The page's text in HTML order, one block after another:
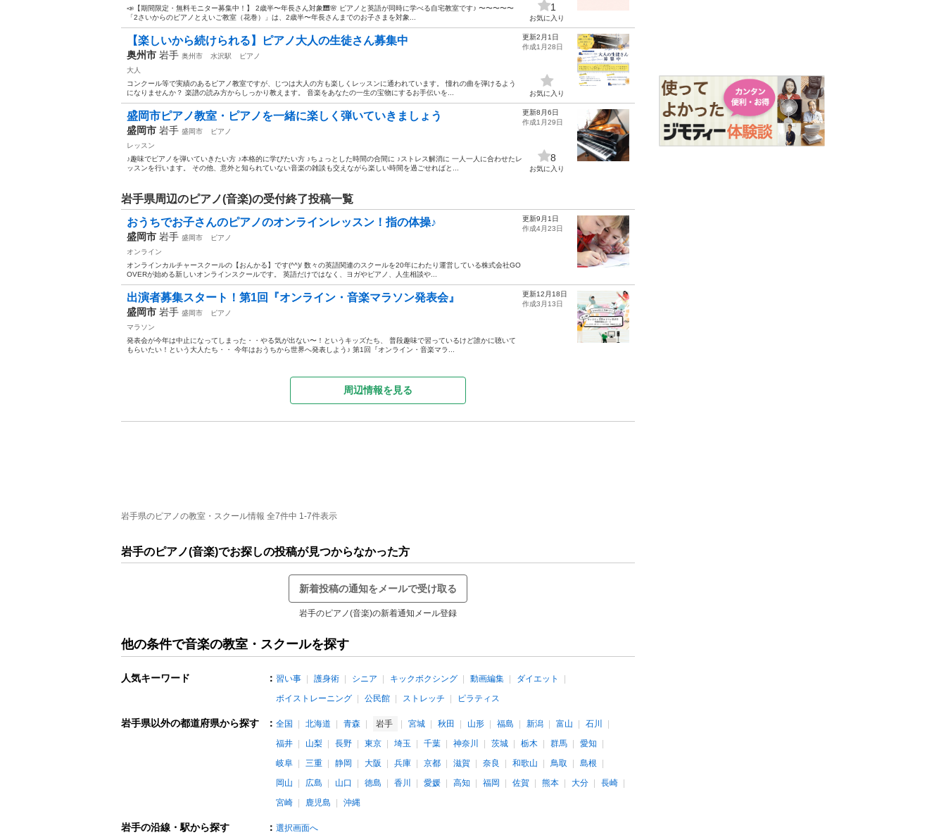
📣【期間限定・無料モニター募集中！】 2歳半〜年長さん対象🎹🌸 ピアノと英語が同時に学べる自宅教室です♪ 〜〜〜〜〜
「2さいからのピアノとえいご教室（花巻）」は、2歳半〜年長さんまでのお子さまを対象...
1
お気に入り
【楽しいから続けられる】ピアノ大人の生徒さん募集中
奥州市 岩手 奥州市 水沢駅
ピアノ
大人
コンクール等で実績のあるピアノ教室ですが、じつは大人の方も楽しくレッスンに通われています。 憧れの曲を弾けるよう
になりませんか？ 楽譜の読み方からしっかり教えます。 音楽をあなたの一生の宝物にするお手伝いを...
更新2月1日
作成1月28日
お気に入り
盛岡市ピアノ教室・ピアノを一緒に楽しく弾いていきましょう
盛岡市 岩手 盛岡市
ピアノ
レッスン
♪趣味でピアノを弾いていきたい方 ♪本格的に学びたい方 ♪ちょっとした時間の合間に ♪ストレス解消に 一人一人に合わせたレ
ッスンを行います。 その他、意外と知られていない音楽の雑談も交えながら楽しい時間を過ごせればと...
更新8月6日
作成1月29日
8
お気に入り
岩手県周辺のピアノ(音楽)の受付終了投稿一覧
おうちでお子さんのピアノのオンラインレッスン！指の体操♪
盛岡市 岩手 盛岡市
ピアノ
オンライン
オンラインカルチャースクールの【おんかる】です(^^)/ 数々の英語関連のスクールを20年にわたり運営している株式会社GO
OVERが始める新しいオンラインスクールです。 英語だけではなく、ヨガやピアノ、人生相談や...
更新9月1日
作成4月23日
出演者募集スタート！第1回『オンライン・音楽マラソン発表会』
盛岡市 岩手 盛岡市
ピアノ
マラソン
発表会が今年は中止になってしまった・・やる気が出ない〜！というキッズたち、 普段趣味で習っているけど誰かに聴いて
もらいたい！という大人たち・・ 今年はおうちから世界へ発表しよう♪ 第1回『オンライン・音楽マラ...
更新12月18日
作成3月13日
周辺情報を見る
岩手県のピアノの教室・スクール情報 全7件中 1-7件表示
岩手のピアノ(音楽)でお探しの投稿が見つからなかった方
新着投稿の通知をメールで受け取る
岩手のピアノ(音楽)の新着通知メール登録
他の条件で音楽の教室・スクールを探す
人気キーワード ： 習い事 護身術 シニア キックボクシング 動画編集
ダイエット
ボイストレーニング
公民館 ストレッチ ピラティス
岩手県以外の都道府県から探す ： 全国 北海道 青森 岩手 宮城 秋田 山形 福島 新潟 富山
石川
福井
山梨 長野 東京 埼玉 千葉 神奈川 茨城 栃木 群馬
愛知
岐阜
三重 静岡 大阪 兵庫 京都 滋賀 奈良 和歌山 鳥取
島根
岡山
広島 山口 徳島 香川 愛媛 高知 福岡 佐賀 熊本 大分
長崎
宮崎
鹿児島 沖縄
岩手の沿線・駅から探す ： 選択画面へ